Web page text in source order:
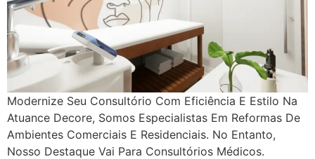
Modernize Seu Consultório Com Eficiência E Estilo Na
Atuance Decore, Somos Especialistas Em Reformas De
Ambientes Comerciais E Residenciais. No Entanto,
Nosso Destaque Vai Para Consultórios Médicos.